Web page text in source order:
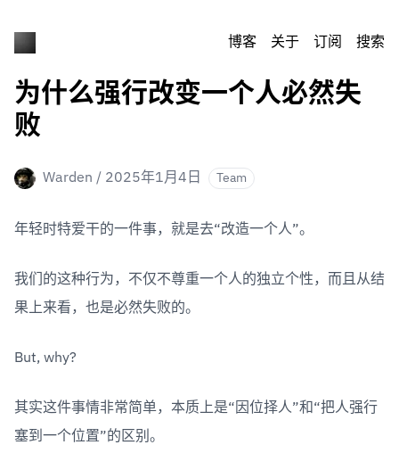
博客 关于 订阅 搜索
为什么强行改变一个人必然失
败
Warden / 2025年1月4日 Team
年轻时特爱干的一件事，就是去“改造一个人”。
我们的这种行为，不仅不尊重一个人的独立个性，而且从结
果上来看，也是必然失败的。
But, why?
其实这件事情非常简单，本质上是“因位择人”和“把人强行
塞到一个位置”的区别。